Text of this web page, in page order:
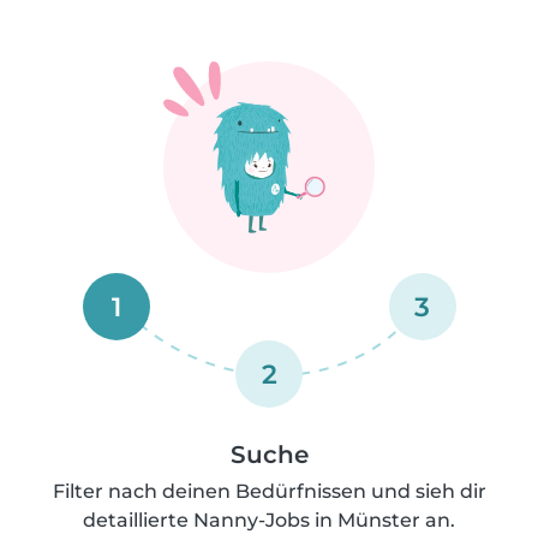
1
2
3
Suche
Filter nach deinen Bedürfnissen und sieh dir
detaillierte Nanny-Jobs in Münster an.